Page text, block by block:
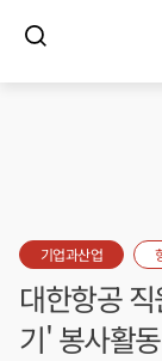
기업과산업
대한항공
기' 봉사활